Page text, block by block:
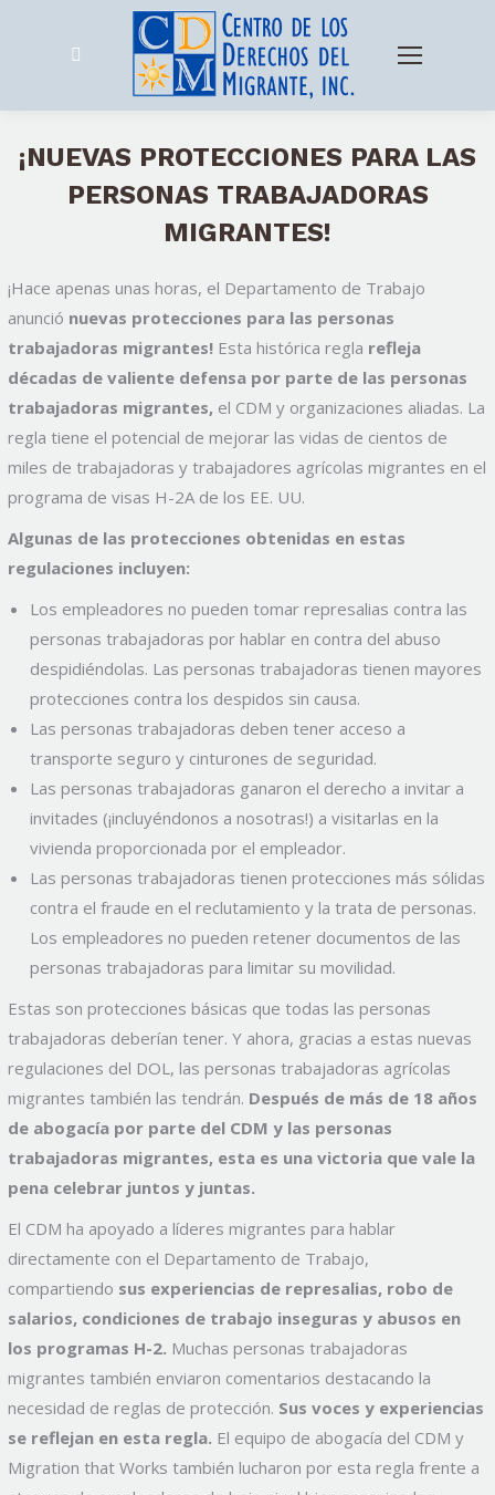
Search:
¡NUEVAS PROTECCIONES PARA LAS
PERSONAS TRABAJADORAS
MIGRANTES!
¡Hace apenas unas horas, el Departamento de Trabajo
anunció nuevas protecciones para las personas
trabajadoras migrantes! Esta histórica regla refleja
décadas de valiente defensa por parte de las personas
trabajadoras migrantes, el CDM y organizaciones aliadas. La
regla tiene el potencial de mejorar las vidas de cientos de
miles de trabajadoras y trabajadores agrícolas migrantes en el
programa de visas H-2A de los EE. UU.
Algunas de las protecciones obtenidas en estas
regulaciones incluyen:
Los empleadores no pueden tomar represalias contra las
personas trabajadoras por hablar en contra del abuso
despidiéndolas. Las personas trabajadoras tienen mayores
protecciones contra los despidos sin causa.
Las personas trabajadoras deben tener acceso a
transporte seguro y cinturones de seguridad.
Las personas trabajadoras ganaron el derecho a invitar a
invitades (¡incluyéndonos a nosotras!) a visitarlas en la
vivienda proporcionada por el empleador.
Las personas trabajadoras tienen protecciones más sólidas
contra el fraude en el reclutamiento y la trata de personas.
Los empleadores no pueden retener documentos de las
personas trabajadoras para limitar su movilidad.
Estas son protecciones básicas que todas las personas
trabajadoras deberían tener. Y ahora, gracias a estas nuevas
regulaciones del DOL, las personas trabajadoras agrícolas
migrantes también las tendrán. Después de más de 18 años
de abogacía por parte del CDM y las personas
trabajadoras migrantes, esta es una victoria que vale la
pena celebrar juntos y juntas.
El CDM ha apoyado a líderes migrantes para hablar
directamente con el Departamento de Trabajo,
compartiendo sus experiencias de represalias, robo de
salarios, condiciones de trabajo inseguras y abusos en
los programas H-2. Muchas personas trabajadoras
migrantes también enviaron comentarios destacando la
necesidad de reglas de protección. Sus voces y experiencias
se reflejan en esta regla. El equipo de abogacía del CDM y
Migration that Works también lucharon por esta regla frente a